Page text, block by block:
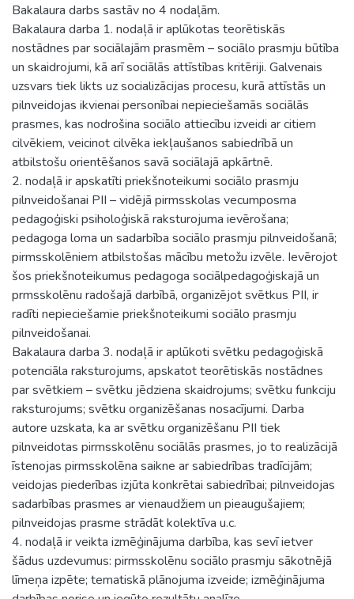
Bakalaura darbs sastāv no 4 nodaļām.
Bakalaura darba 1. nodaļā ir aplūkotas teorētiskās
nostādnes par sociālajām prasmēm – sociālo prasmju būtība
un skaidrojumi, kā arī sociālās attīstības kritēriji. Galvenais
uzsvars tiek likts uz socializācijas procesu, kurā attīstās un
pilnveidojas ikvienai personībai nepieciešamās sociālās
prasmes, kas nodrošina sociālo attiecību izveidi ar citiem
cilvēkiem, veicinot cilvēka iekļaušanos sabiedrībā un
atbilstošu orientēšanos savā sociālajā apkārtnē.
2. nodaļā ir apskatīti priekšnoteikumi sociālo prasmju
pilnveidošanai PII – vidējā pirmsskolas vecumposma
pedagoģiski psiholoģiskā raksturojuma ievērošana;
pedagoga loma un sadarbība sociālo prasmju pilnveidošanā;
pirmsskolēniem atbilstošas mācību metožu izvēle. Ievērojot
šos priekšnoteikumus pedagoga sociālpedagoģiskajā un
prmsskolēnu radošajā darbībā, organizējot svētkus PII, ir
radīti nepieciešamie priekšnoteikumi sociālo prasmju
pilnveidošanai.
Bakalaura darba 3. nodaļā ir aplūkoti svētku pedagoģiskā
potenciāla raksturojums, apskatot teorētiskās nostādnes
par svētkiem – svētku jēdziena skaidrojums; svētku funkciju
raksturojums; svētku organizēšanas nosacījumi. Darba
autore uzskata, ka ar svētku organizēšanu PII tiek
pilnveidotas pirmsskolēnu sociālās prasmes, jo to realizācijā
īstenojas pirmsskolēna saikne ar sabiedrības tradīcijām;
veidojas piederības izjūta konkrētai sabiedrībai; pilnveidojas
sadarbības prasmes ar vienaudžiem un pieaugušajiem;
pilnveidojas prasme strādāt kolektīva u.c.
4. nodaļā ir veikta izmēģinājuma darbība, kas sevī ietver
šādus uzdevumus: pirmsskolēnu sociālo prasmju sākotnējā
līmeņa izpēte; tematiskā plānojuma izveide; izmēģinājuma